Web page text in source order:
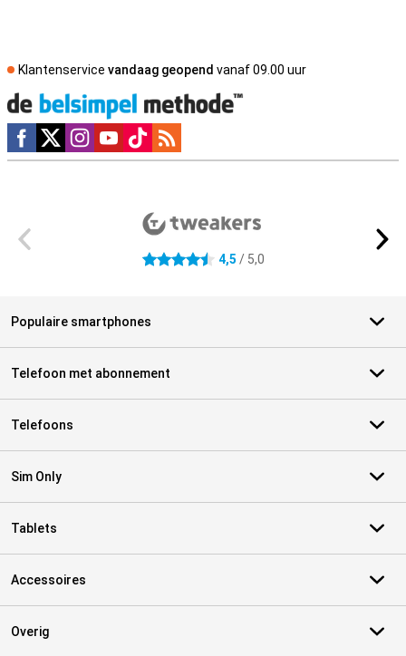
Klantenservice vandaag geopend vanaf 09.00 uur
Social media
4.5 sterren 4,5 / 5,0
Populaire smartphones
Telefoon met abonnement
Telefoons
Sim Only
Tablets
Accessoires
Overig